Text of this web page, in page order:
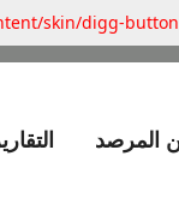
المرصد
skin/digg-